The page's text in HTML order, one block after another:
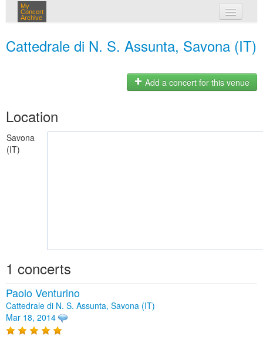
My
Concert
Archive
Cattedrale di N. S. Assunta, Savona (IT)
Add a concert for this venue
Location
Savona
(IT)
1 concerts
Paolo Venturino
Cattedrale di N. S. Assunta, Savona (IT)
Mar 18, 2014